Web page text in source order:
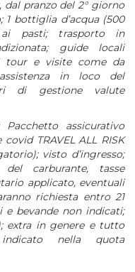
dal pranzo del 2° giorno
1 bottiglia d’acqua (500
ai pasti; trasporto
in
guide
locali
tour e visite come da
ssistenza in loco
del
di gestione
valute
Pacchetto assicurativo
TRAVEL ALL RISK
visto d’ingresso;
del carburante,
tasse
applicato, eventuali
richiesta entro 21
e bevande non indicati;
extra in genere e tutto
indicato nella quota